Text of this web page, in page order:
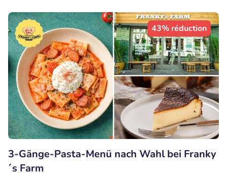
43% réduction
3-Gänge-Pasta-Menü nach Wahl bei Franky
´s Farm